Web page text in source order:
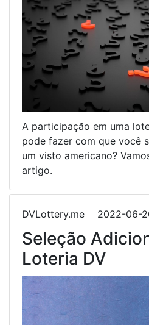
A participação em uma
pode fazer com que você
um visto americano?
artigo.
DVLottery.me 2022-06-
Seleção
Loteria DV